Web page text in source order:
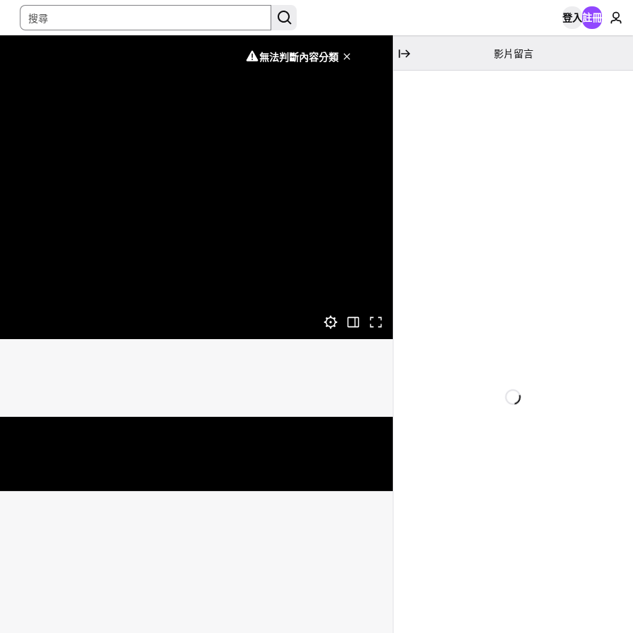
登入註冊
無法判斷內容分類 影片留言